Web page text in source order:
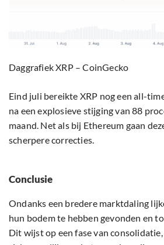
Daggrafiek XRP – CoinGecko
Eind juli bereikte XRP nog een all-
na een explosieve stijging van 88
maand. Net als bij Ethereum gaan
scherpere correcties.
Conclusie
Ondanks een bredere marktdaling
hun bodem te hebben gevonden en
Dit wijst op een fase van